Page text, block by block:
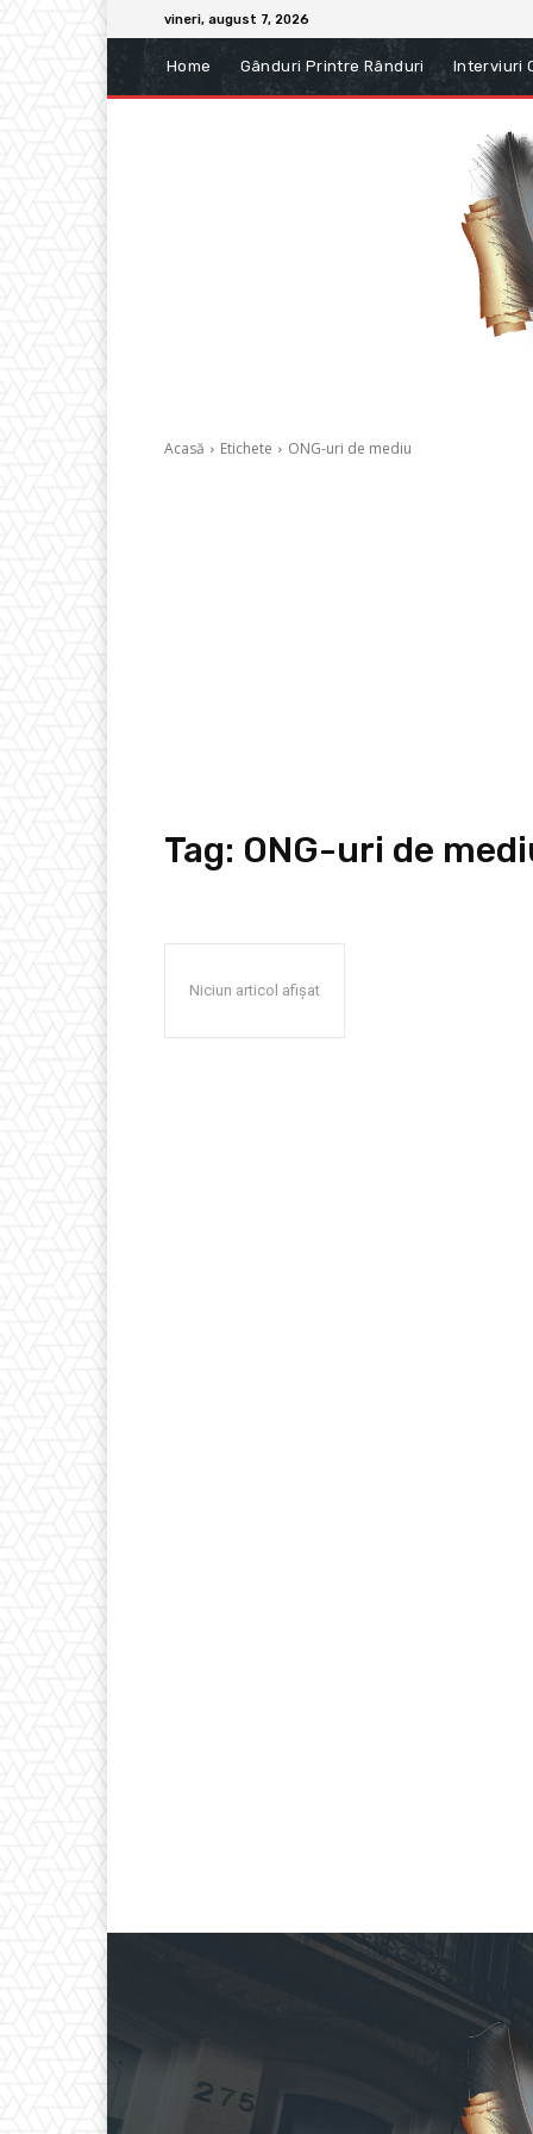
vineri, august 7, 2026
Home Gânduri Printre Rânduri Interviuri
Acasă Etichete ONG-uri de mediu
Tag: ONG-uri de
Niciun articol afișat